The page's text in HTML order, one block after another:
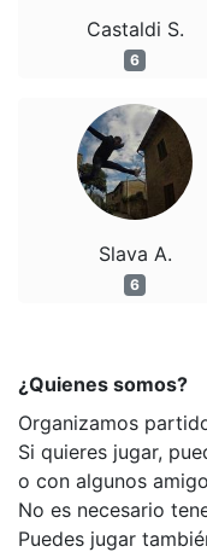
Castaldi S.
6
Slava A.
6
¿Quienes somos?
Organizamos
Si quieres jugar,
o con algunos
No es necesario
Puedes jugar